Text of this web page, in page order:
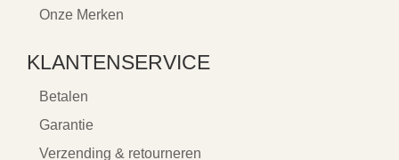
Onze Merken
KLANTENSERVICE
Betalen
Garantie
Verzending & retourneren